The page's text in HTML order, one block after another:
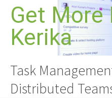
sadržaj
Get More
Kerika
Task
Distributed